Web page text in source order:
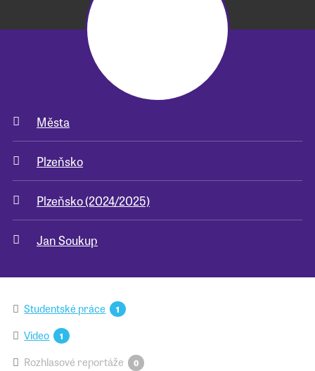
Města
Plzeňsko
Plzeňsko (2024/2025)
Jan Soukup
Studentské práce 1
Video 1
Rozhlasové reportáže 0